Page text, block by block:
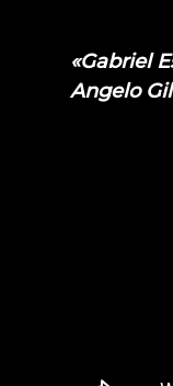
«Gabriel
Angelo